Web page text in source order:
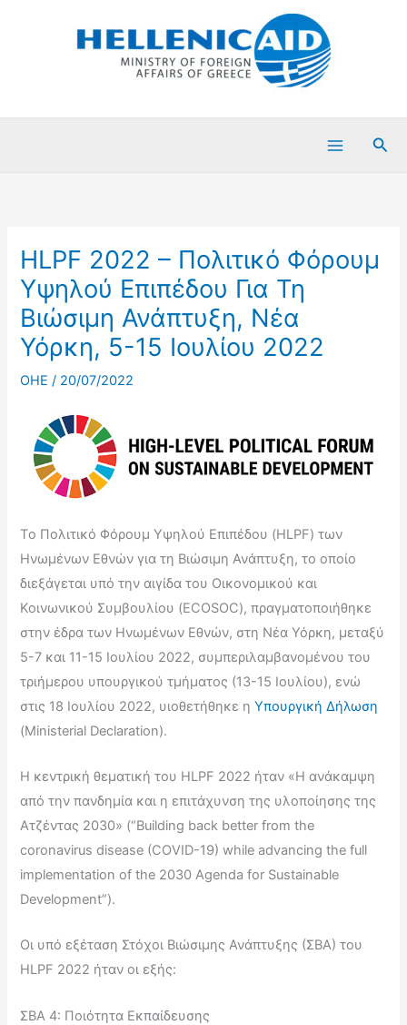
HLPF 2022 – Πολιτικό Φόρουμ
Υψηλού Επιπέδου Για Τη
Βιώσιμη Ανάπτυξη, Νέα
Υόρκη, 5-15 Ιουλίου 2022
OHE / 20/07/2022
Tο Πολιτικό Φόρουμ Υψηλού Επιπέδου (HLPF) των
Ηνωμένων Εθνών για τη Βιώσιμη Ανάπτυξη, το οποίο
διεξάγεται υπό την αιγίδα του Οικονομικού και
Κοινωνικού Συμβουλίου (ECOSOC), πραγματοποιήθηκε
στην έδρα των Ηνωμένων Εθνών, στη Νέα Υόρκη, μεταξύ
5-7 και 11-15 Ιουλίου 2022, συμπεριλαμβανομένου του
τριήμερου υπουργικού τμήματος (13-15 Ιουλίου), ενώ
στις 18 Ιουλίου 2022, υιοθετήθηκε ηΥπουργική Δήλωση
(Ministerial Declaration).
Η κεντρική θεματική του HLPF 2022 ήταν «Η ανάκαμψη
από την πανδημία και η επιτάχυνση της υλοποίησης της
Ατζέντας 2030» (“Building back better from the
coronavirus disease (COVID-19) while advancing the full
implementation of the 2030 Agenda for Sustainable
Development”).
Οι υπό εξέταση Στόχοι Βιώσιμης Ανάπτυξης (ΣΒΑ) του
HLPF 2022 ήταν οι εξής:
ΣΒΑ 4: Ποιότητα Εκπαίδευσης